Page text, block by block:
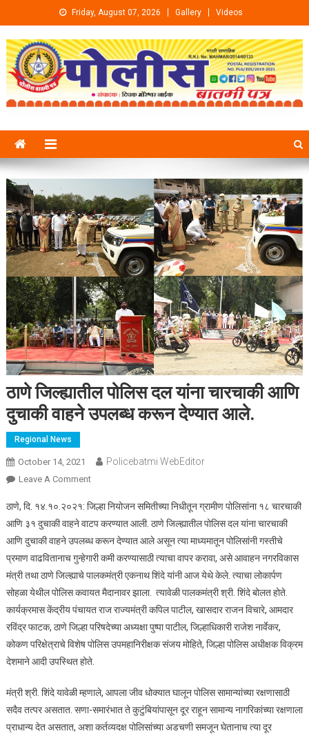
Skip to content Friday, August 07, 2026 Gallery Videos
ठाणे जिल्ह्यातील पोलिस दल यांना चारचाकी आणि
दुचाकी वाहने उपलब्ध करून देण्यात आले.
Regional News
October 14, 2021 Policebatmi WebEditor
Leave A CommentOn ठाणे जिल्ह्यातील पोलिस दल यांना चारचाकी आणि दुचाकी वाहने
ठाणे, दि. १४.१०.२०२१: जिल्हा नियोजन समितीच्या निधीतून ग्रामीण पोलिसांना १८ चारचाकी
आणि ३१ दुचाकी वाहने वाटप करण्यात आली. ठाणे जिल्ह्यातील पोलिस दल यांना चारचाकी
आणि दुचाकी वाहने उपलब्ध करून देण्यात आले असून त्या माध्यमातून पोलिसांनी गस्तीचे
प्रमाण वाढवितानाच गुन्हेगारी कमी करण्यासाठी त्याचा वापर करावा, असे आवाहन नगरविकास
मंत्री तथा ठाणे जिल्ह्याचे पालकमंत्री एकनाथ शिंदे यांनी आज येथे केले. त्याचा लोकार्पण
सोहळा येथील पोलिस कवायत मैदानावर झाला. त्यावेळी पालकमंत्री श्री. शिंदे बोलत होते.
कार्यक्रमास केंद्रीय पंचायत राज राज्यमंत्री कपिल पाटील, खासदार राजन विचारे, आमदार
रविंद्र फाटक, ठाणे जिल्हा परिषदेच्या अध्यक्षा पुष्पा पाटील, जिल्हाधिकारी राजेश नार्वेकर,
कोकण परिक्षेत्राचे विशेष पोलिस उपमहानिरीक्षक संजय मोहिते, जिल्हा पोलिस अधीक्षक विक्रम
देशमाने आदी उपस्थित होते.
मंत्री श्री. शिंदे यावेळी म्हणाले, आपला जीव धोक्यात घालून पोलिस सामान्यांच्या रक्षणासाठी
सदैव तत्पर असतात. सणा-समारंभात ते कुटुंबियांपासून दूर राहून सामान्य नागरिकांच्या रक्षणाला
प्राधान्य देत असतात, अशा कर्तव्यदक्ष पोलिसांच्या अडचणी समजून घेतानाच त्या दूर